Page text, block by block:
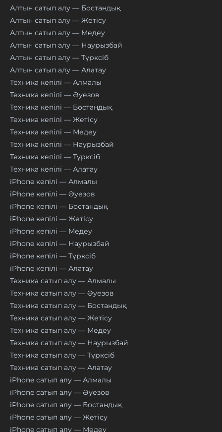
Алтын сатып алу — Бостандық
Алтын сатып алу — Жетісу
Алтын сатып алу — Медеу
Алтын сатып алу — Наурызбай
Алтын сатып алу — Түрксіб
Алтын сатып алу — Алатау
Техника кепілі — Алмалы
Техника кепілі — Әуезов
Техника кепілі — Бостандық
Техника кепілі — Жетісу
Техника кепілі — Медеу
Техника кепілі — Наурызбай
Техника кепілі — Түрксіб
Техника кепілі — Алатау
iPhone кепілі — Алмалы
iPhone кепілі — Әуезов
iPhone кепілі — Бостандық
iPhone кепілі — Жетісу
iPhone кепілі — Медеу
iPhone кепілі — Наурызбай
iPhone кепілі — Түрксіб
iPhone кепілі — Алатау
Техника сатып алу — Алмалы
Техника сатып алу — Әуезов
Техника сатып алу — Бостандық
Техника сатып алу — Жетісу
Техника сатып алу — Медеу
Техника сатып алу — Наурызбай
Техника сатып алу — Түрксіб
Техника сатып алу — Алатау
iPhone сатып алу — Алмалы
iPhone сатып алу — Әуезов
iPhone сатып алу — Бостандық
iPhone сатып алу — Жетісу
iPhone сатып алу — Медеу